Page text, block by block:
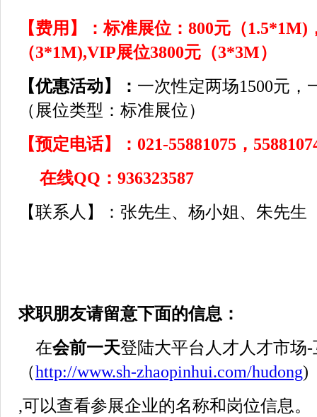
【费用】：标准展位：800元（1.5*1M)
（3*1M),VIP展位3800元（3*3M）
【优惠活动】： 一次性定两场1500元，
（展位类型：标准展位）
【预定电话】：021-55881075，
在线QQ：936323587
【联系人】：张先生、杨小姐、朱先
求职朋友请留意下面的信息：
在会前一天登陆大平台人才人才市场
（http://www.sh-zhaopinhui.com/hudong)
,可以查看参展企业的名称和岗位信息。